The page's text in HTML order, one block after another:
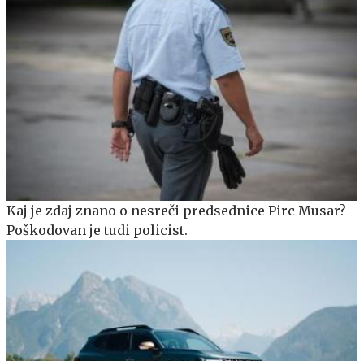
Kaj je zdaj znano o nesreči predsednice Pirc Musar?
Poškodovan je tudi policist.